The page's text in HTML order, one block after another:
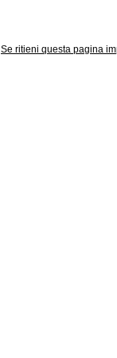
Se ritieni questa pagina